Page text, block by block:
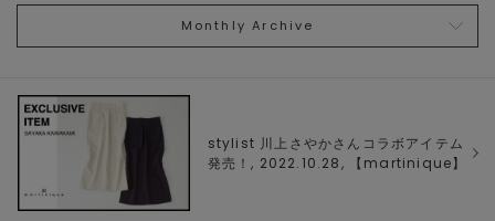
Monthly Archive
stylist 川上さやかさんコラボアイテム
発売！, 2022.10.28, 【 martinique】